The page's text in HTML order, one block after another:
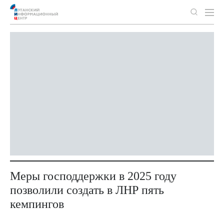
Меры господдержки в 2025 году
позволили создать в ЛНР пять
кемпингов